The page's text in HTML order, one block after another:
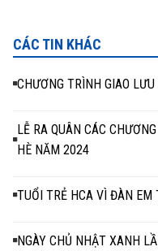
CÁC TIN KHÁC
CHƯƠNG TRÌNH GIAO
LỄ RA QUÂN CÁC
HÈ NĂM 2024
TUỔI TRẺ HCA VÌ ĐÀN EM
NGÀY CHỦ NHẬT XANH